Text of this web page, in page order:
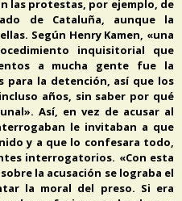
las protestas, por ejemplo, de
de Cataluña, aunque la
Según Henry Kamen, «una
inquisitorial que
a mucha gente fue la
para la detención, así que los
años, sin saber por qué
Así, en vez de acusar al
le invitaban a que
y a que lo confesara todo,
interrogatorios. «Con esta
la acusación se lograba el
la moral del preso. Si era